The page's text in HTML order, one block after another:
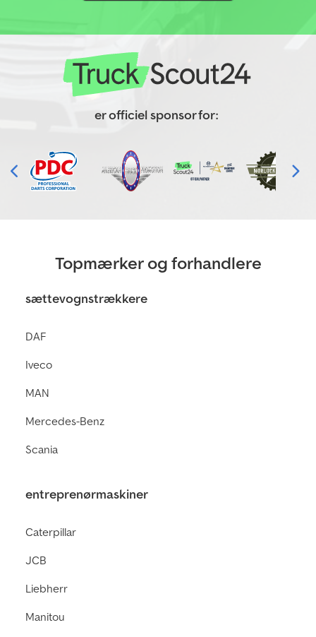
er officiel sponsor for:
Topmærker og forhandlere
sættevognstrækkere
DAF
Iveco
MAN
Mercedes-Benz
Scania
entreprenørmaskiner
Caterpillar
JCB
Liebherr
Manitou